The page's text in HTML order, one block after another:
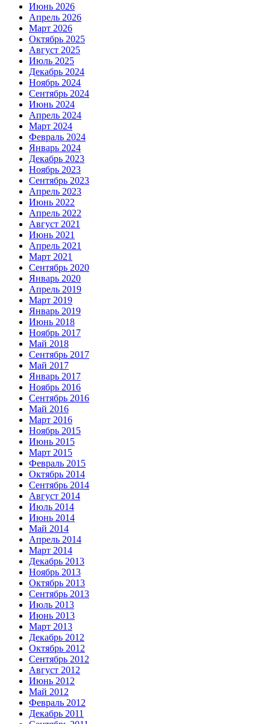
Июнь 2026
Апрель 2026
Март 2026
Октябрь 2025
Август 2025
Июль 2025
Декабрь 2024
Ноябрь 2024
Сентябрь 2024
Июнь 2024
Апрель 2024
Март 2024
Февраль 2024
Январь 2024
Декабрь 2023
Ноябрь 2023
Сентябрь 2023
Апрель 2023
Июнь 2022
Апрель 2022
Август 2021
Июнь 2021
Апрель 2021
Март 2021
Сентябрь 2020
Январь 2020
Апрель 2019
Март 2019
Январь 2019
Июнь 2018
Ноябрь 2017
Май 2018
Сентябрь 2017
Май 2017
Январь 2017
Ноябрь 2016
Сентябрь 2016
Май 2016
Март 2016
Ноябрь 2015
Июнь 2015
Март 2015
Февраль 2015
Октябрь 2014
Сентябрь 2014
Август 2014
Июль 2014
Июнь 2014
Май 2014
Апрель 2014
Март 2014
Декабрь 2013
Ноябрь 2013
Октябрь 2013
Сентябрь 2013
Июль 2013
Июнь 2013
Март 2013
Декабрь 2012
Октябрь 2012
Сентябрь 2012
Август 2012
Июнь 2012
Май 2012
Февраль 2012
Декабрь 2011